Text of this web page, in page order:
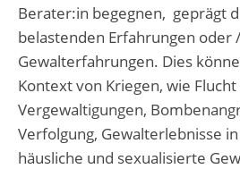
Berater:in begegnen, geprägt
belastenden Erfahrungen oder
Gewalterfahrungen. Dies
Kontext von Kriegen, wie
Vergewaltigungen,
Verfolgung, Gewalterlebnisse
häusliche und sexualisierte